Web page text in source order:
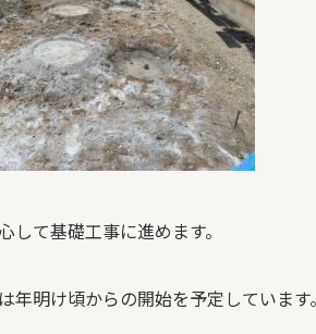
して基礎工事に進めます。
年明け頃からの開始を予定しています。